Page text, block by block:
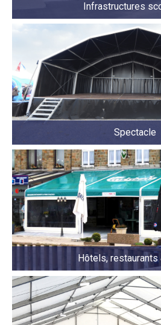
Infrastructures
Spectacle
Hôtels,